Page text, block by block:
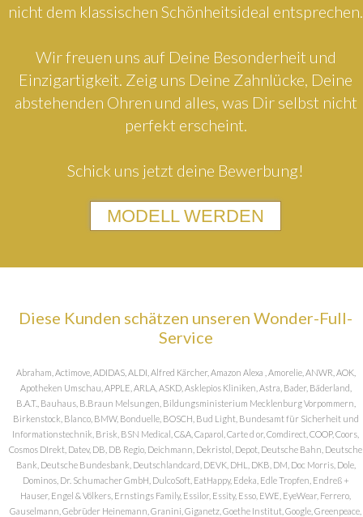
nicht dem klassischen Schönheitsideal entsprechen.
Wir freuen uns auf Deine Besonderheit und
Einzigartigkeit. Zeig uns Deine Zahnlücke, Deine
abstehenden Ohren und alles, was Dir selbst nicht
perfekt erscheint.
Schick uns jetzt deine Bewerbung!
MODELL WERDEN
Diese Kunden schätzen unseren Wonder-Full-
Service
Abraham, Actimove, ADIDAS, ALDI, Alfred Kärcher, Amazon Alexa , Amorelie, ANWR, AOK,
Apotheken Umschau, APPLE, ARLA, ASKD, Asklepios Kliniken, Astra, Bader, Bäderland,
B.A.T., Bauhaus, B.Braun Melsungen, Bildungsministerium Mecklenburg Vorpommern,
Birkenstock, Blanco, BMW, Bonduelle, BOSCH, Bud Light, Bundesamt für Sicherheit und
Informationstechnik, Brisk, BSN Medical, C&A, Caparol, Carte d or, Comdirect, COOP, Coors,
Cosmos DIrekt, Datev, DB, DB Regio, Deichmann, Dekristol, Depot, Deutsche Bahn, Deutsche
Bank, Deutsche Bundesbank, Deutschlandcard, DEVK, DHL, DKB, DM, Doc Morris, Dole,
Dominos, Dr. Schumacher GmbH, DulcoSoft, EatHappy, Edeka, Edle Tropfen, Endreß +
Hauser, Engel & Völkers, Ernstings Family, Essilor, Essity, Esso, EWE, EyeWear, Ferrero,
Gauselmann, Gebrüder Heinemann, Granini, Giganetz, Goethe Institut, Google, Greenpeace,